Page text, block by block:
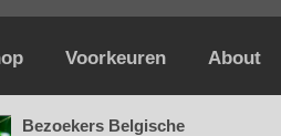
Voorkeuren About
Bezoekers Belgische